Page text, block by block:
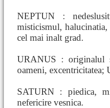
NEPTUN :
misticismul,
cel mai inalt grad.
URANUS : originalul
oameni,
SATURN : piedica,
nefericire vesnica.